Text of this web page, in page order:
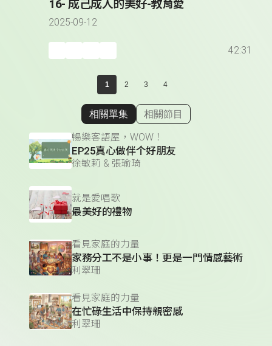
16- 成己成人的美好-教育愛
2025-09-12
42:31
1 2 3 4
顯示相關單集
相關單集 相關節目
暢樂客語屋，WOW！
EP25真心做伴个好朋友
徐敏莉 & 張瑜琦
就是愛唱歌
最美好的禮物
看見家庭的力量
家務分工不是小事！更是一門情感藝術
利翠珊
看見家庭的力量
在忙碌生活中保持親密感
利翠珊